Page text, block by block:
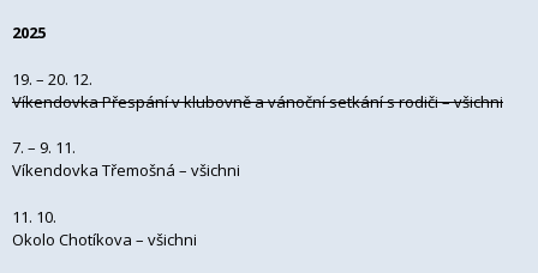
2025
19. – 20. 12.
Víkendovka Přespání v klubovně a vánoční setkání s rodiči – všichni
7. – 9. 11.
Víkendovka Třemošná – všichni
11. 10.
Okolo Chotíkova – všichni